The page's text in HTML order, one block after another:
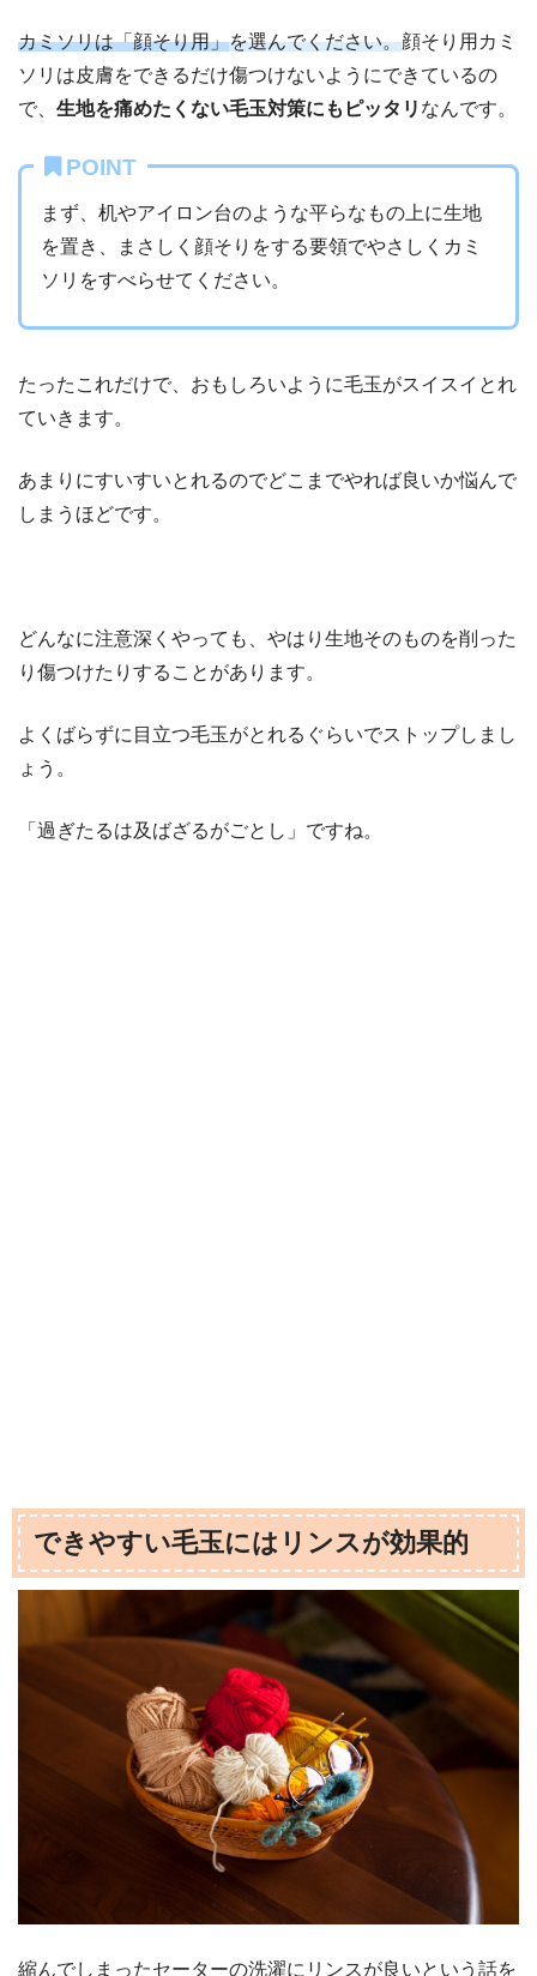
カミソリは「顔そり用」を選んでください。顔そり用カミ
ソリは皮膚をできるだけ傷つけないようにできているの
で、 生地を痛めたくない毛玉対策にもピッタリ なんです。
POINT
まず、机やアイロン台のような平らなもの上に生地
を置き、まさしく顔そりをする要領でやさしくカミ
ソリをすべらせてください。
たったこれだけで、おもしろいように毛玉がスイスイとれ
ていきます。
あまりにすいすいとれるのでどこまでやれば良いか悩んで
しまうほどです。
どんなに注意深くやっても、やはり生地そのものを削った
り傷つけたりすることがあります。
よくばらずに目立つ毛玉がとれるぐらいでストップしまし
ょう。
「過ぎたるは及ばざるがごとし」ですね。
できやすい毛玉にはリンスが効果的
縮んでしまったセーターの洗濯にリンスが良いという話を